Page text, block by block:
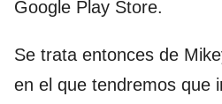
Google Play Store.
Se trata entonces de
en el que tendremos que